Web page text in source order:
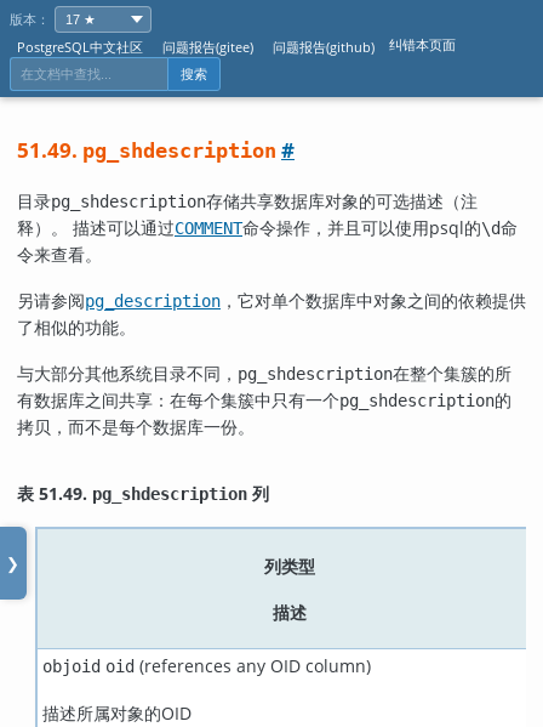
版本：
PostgreSQL中文社区
问题报告(gitee) 问题报告(github) 纠错本页面
搜索
❯
51.49. pg_shdescription #
目录pg_shdescription存储共享数据库对象的可选描述（注
释）。 描述可以通过COMMENT命令操作，并且可以使用psql的\d命
令来查看。
另请参阅pg_description ，它对单个数据库中对象之间的依赖提供
了相似的功能。
与大部分其他系统目录不同， pg_shdescription在整个集簇的所
有数据库之间共享：在每个集簇中只有一个pg_shdescription的
拷贝，而不是每个数据库一份。
表 51.49. pg_shdescription 列
列类型
描述
objoid oid(references any OID column)
描述所属对象的OID